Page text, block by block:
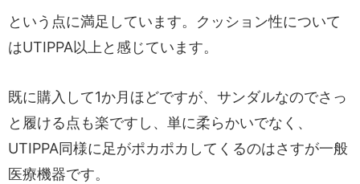
という点に満足しています。クッション性について
はUTIPPA以上と感じています。
既に購入して1か月ほどですが、サンダルなのでさっ
と履ける点も楽ですし、単に柔らかいでなく、
UTIPPA同様に足がポカポカしてくるのはさすが一般
医療機器です。